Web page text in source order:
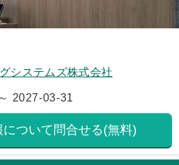
システムズ株式会社
2027-03-31
について問合せる(無料)